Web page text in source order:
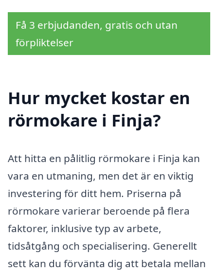
Få 3 erbjudanden, gratis och utan
förpliktelser
Hur mycket kostar en
rörmokare i Finja?
Att hitta en pålitlig rörmokare i Finja kan
vara en utmaning, men det är en viktig
investering för ditt hem. Priserna på
rörmokare varierar beroende på flera
faktorer, inklusive typ av arbete,
tidsåtgång och specialisering. Generellt
sett kan du förvänta dig att betala mellan